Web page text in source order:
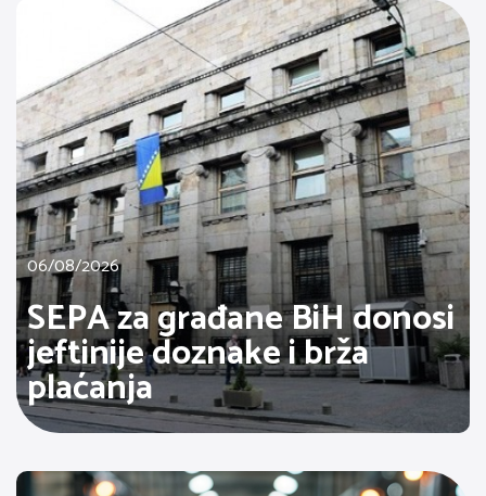
06/08/2026
SEPA za građane BiH donosi
jeftinije doznake i brža
plaćanja